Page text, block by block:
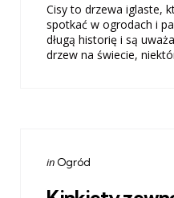
Cisy to drzewa iglaste,
spotkać w ogrodach i
długą historię i są
drzew na świecie,
Categories
Posted
in Ogród